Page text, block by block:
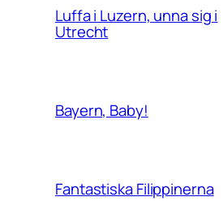
Luffa i Luzern, unna sig i
Utrecht
Bayern, Baby!
Fantastiska Filippinerna